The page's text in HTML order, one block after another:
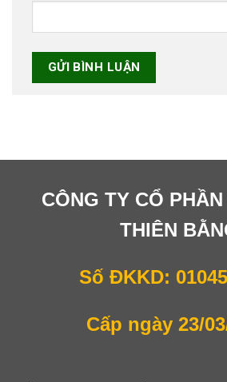
CÔNG TY CỔ
THIÊN
Số ĐKKD:
Cấp ngày 23/